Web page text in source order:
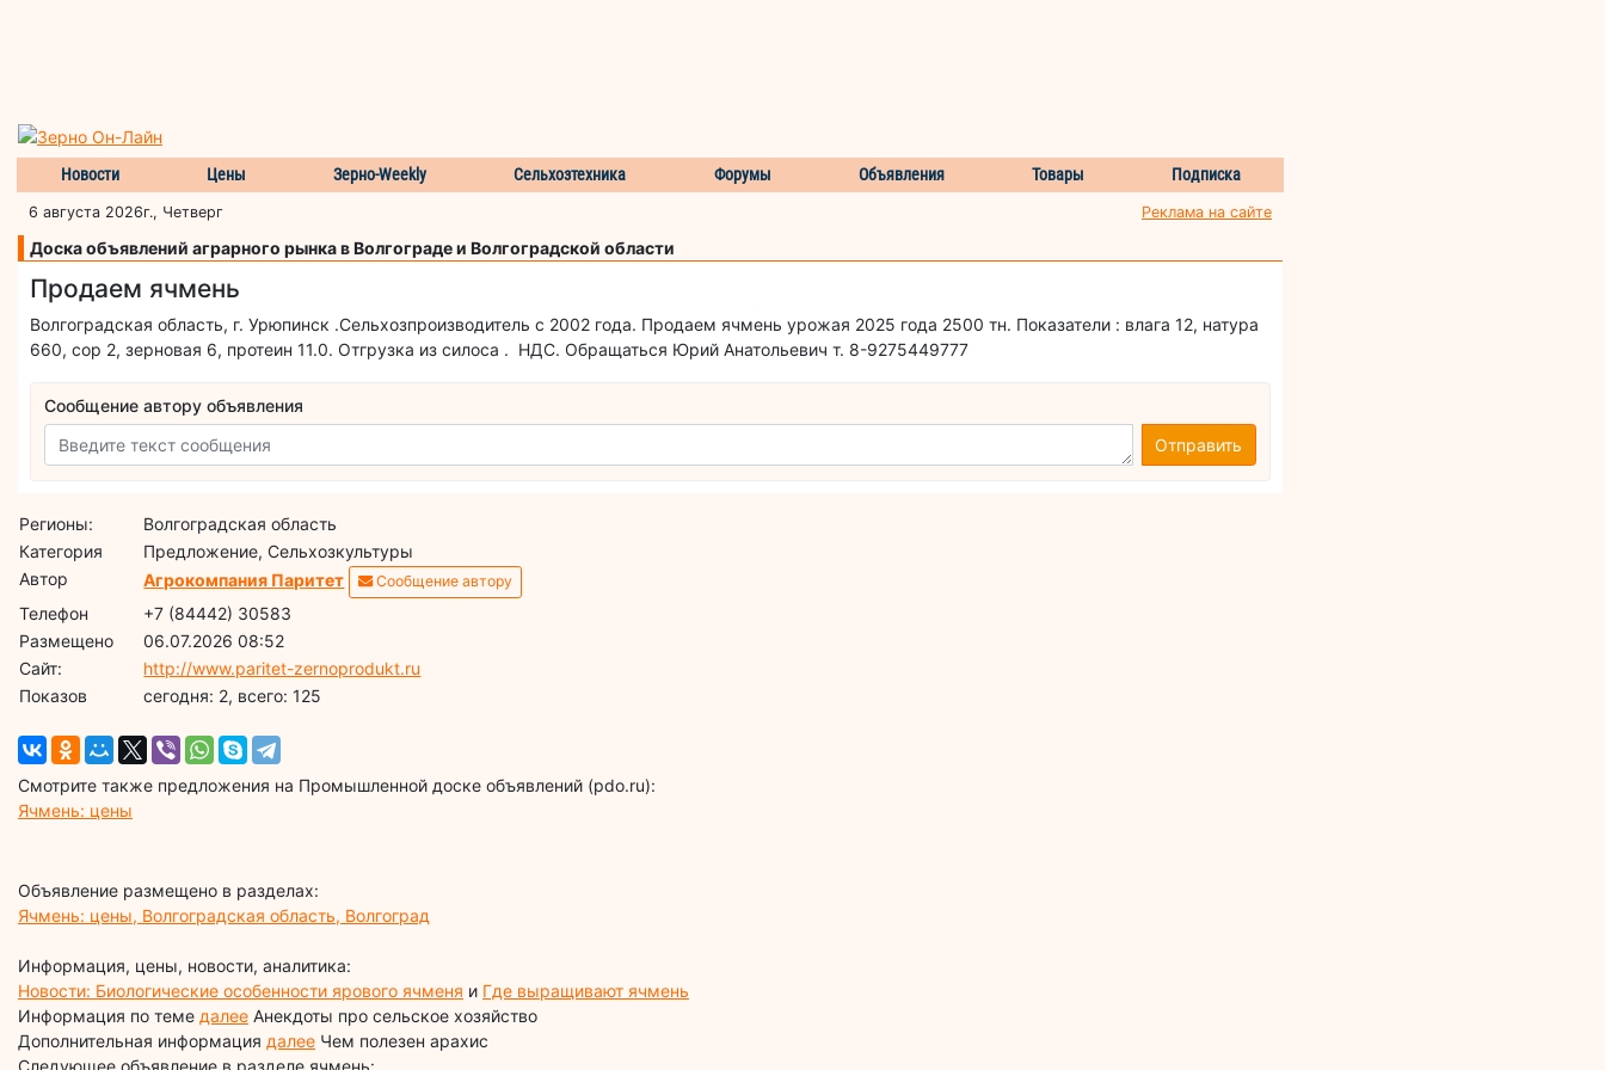
Новости Цены Зерно-Weekly Сельхозтехника Форумы Объявления Товары Подписка
6 августа 2026г., Четверг Реклама на сайте
Доска объявлений аграрного рынка в Волгограде и Волгоградской области
Продаем ячмень
Волгоградская область, г. Урюпинск .Сельхозпроизводитель с 2002 года. Продаем ячмень урожая 2025 года 2500 тн. Показатели : влага 12, натура
660, сор 2, зерновая 6, протеин 11.0. Отгрузка из силоса . НДС. Обращаться Юрий Анатольевич т. 8-9275449777
Сообщение автору объявления
Отправить
Регионы:
Волгоградская область
Категория
Предложение, Сельхозкультуры
Автор
Агрокомпания Паритет Сообщение автору
Телефон
+7 (84442) 30583
Размещено
06.07.2026 08:52
Сайт:
http://www.paritet-zernoprodukt.ru
Показов
cегодня: 2, всего: 125
Смотрите также предложения на Промышленной доске объявлений (pdo.ru):
Ячмень: цены
Объявление размещено в разделах:
Ячмень: цены, Волгоградская область, Волгоград
Информация, цены, новости, аналитика:
Новости: Биологические особенности ярового ячменя и Где выращивают ячмень
Информация по теме далее Анекдоты про сельское хозяйство
Дополнительная информация далее Чем полезен арахис
Следующее объявление в разделе ячмень: